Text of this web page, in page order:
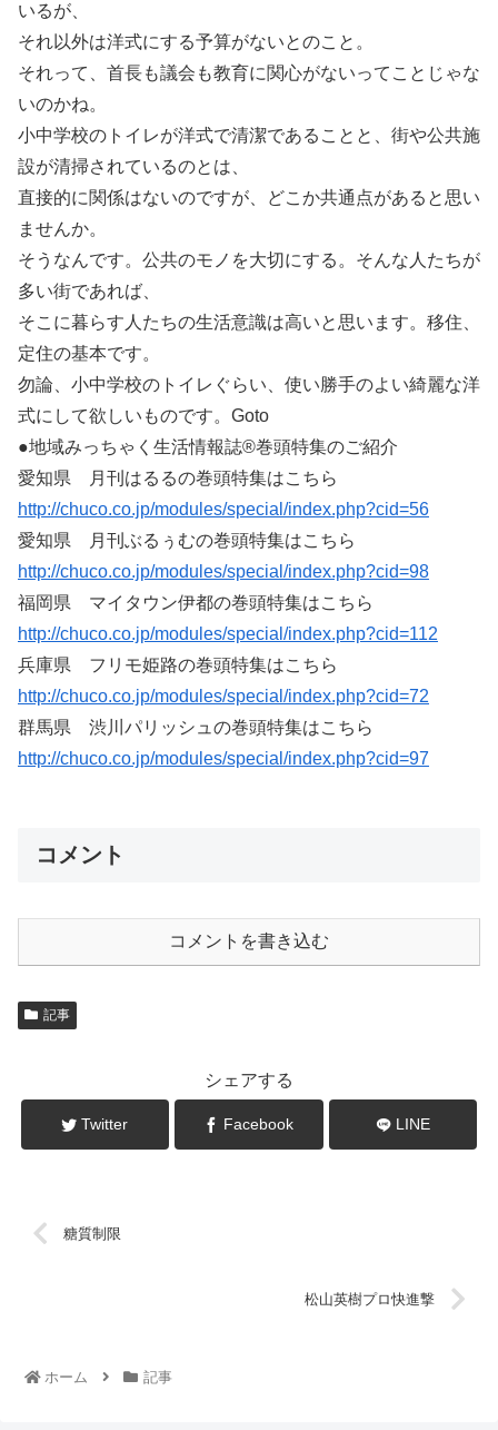
いるが、
それ以外は洋式にする予算がないとのこと。
それって、首長も議会も教育に関心がないってことじゃな
いのかね。
小中学校のトイレが洋式で清潔であることと、街や公共施
設が清掃されているのとは、
直接的に関係はないのですが、どこか共通点があると思い
ませんか。
そうなんです。公共のモノを大切にする。そんな人たちが
多い街であれば、
そこに暮らす人たちの生活意識は高いと思います。移住、
定住の基本です。
勿論、小中学校のトイレぐらい、使い勝手のよい綺麗な洋
式にして欲しいものです。Goto
●地域みっちゃく生活情報誌®巻頭特集のご紹介
愛知県 月刊はるるの巻頭特集はこちら
http://chuco.co.jp/modules/special/index.php?cid=56
愛知県 月刊ぶるぅむの巻頭特集はこちら
http://chuco.co.jp/modules/special/index.php?cid=98
福岡県 マイタウン伊都の巻頭特集はこちら
http://chuco.co.jp/modules/special/index.php?cid=112
兵庫県 フリモ姫路の巻頭特集はこちら
http://chuco.co.jp/modules/special/index.php?cid=72
群馬県 渋川パリッシュの巻頭特集はこちら
http://chuco.co.jp/modules/special/index.php?cid=97
コメント
コメントを書き込む
記事
シェアする
Twitter Facebook LINE
糖質制限
松山英樹プロ快進撃
ホーム 記事